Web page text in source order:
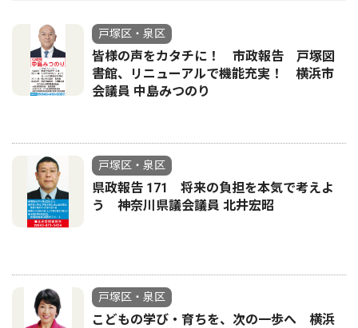
戸塚区・泉区
皆様の声をカタチに！ 市政報告 戸塚図
書館、リニューアルで機能充実！ 横浜市
会議員 中島みつのり
戸塚区・泉区
県政報告 171 将来の負担を本気で考えよ
う 神奈川県議会議員 北井宏昭
戸塚区・泉区
こどもの学び・育ちを、次の一歩へ 横浜